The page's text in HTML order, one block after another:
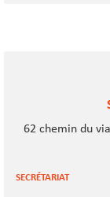
62 chemin du
SECRÉTARIAT